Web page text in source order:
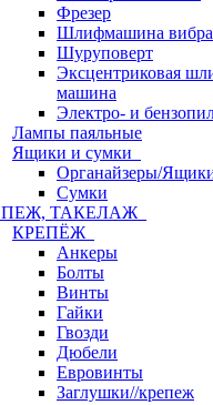
Фрезер
Шлифмашина
Шуруповерт
Эксцентриковая
машина
Электро- и
Лампы паяльные
Ящики и сумки
Органайзеры/
Сумки
ТАКЕЛАЖ
КРЕПЁЖ
Анкеры
Болты
Винты
Гайки
Гвозди
Дюбели
Евровинты
Заглушки//крепеж